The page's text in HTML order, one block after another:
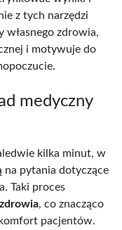
z tych narzędzi
zdrowia,
i motywuje do
medyczny
kilka minut, w
pytania dotyczące
Taki proces
, co znacząco
pacjentów.